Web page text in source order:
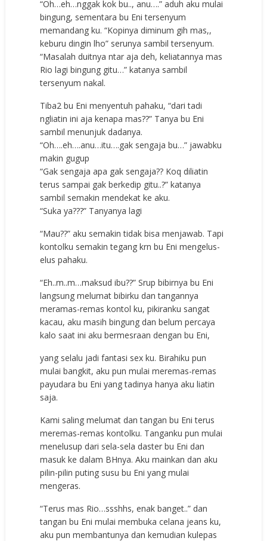
“Oh…eh…nggak kok bu.., anu….” aduh aku mulai
bingung, sementara bu Eni tersenyum
memandang ku. “Kopinya diminum gih mas,,
keburu dingin lho” serunya sambil tersenyum.
“Masalah duitnya ntar aja deh, keliatannya mas
Rio lagi bingung gitu…” katanya sambil
tersenyum nakal.
Tiba2 bu Eni menyentuh pahaku, “dari tadi
ngliatin ini aja kenapa mas??” Tanya bu Eni
sambil menunjuk dadanya.
“Oh….eh….anu…itu….gak sengaja bu…” jawabku
makin gugup
“Gak sengaja apa gak sengaja?? Koq diliatin
terus sampai gak berkedip gitu..?” katanya
sambil semakin mendekat ke aku.
“Suka ya???” Tanyanya lagi
“Mau??” aku semakin tidak bisa menjawab. Tapi
kontolku semakin tegang krn bu Eni mengelus-
elus pahaku.
“Eh..m..m…maksud ibu??” Srup bibirnya bu Eni
langsung melumat bibirku dan tangannya
meramas-remas kontol ku, pikiranku sangat
kacau, aku masih bingung dan belum percaya
kalo saat ini aku bermesraan dengan bu Eni,
yang selalu jadi fantasi sex ku. Birahiku pun
mulai bangkit, aku pun mulai meremas-remas
payudara bu Eni yang tadinya hanya aku liatin
saja.
Kami saling melumat dan tangan bu Eni terus
meremas-remas kontolku. Tanganku pun mulai
menelusup dari sela-sela daster bu Eni dan
masuk ke dalam BHnya. Aku mainkan dan aku
pilin-pilin puting susu bu Eni yang mulai
mengeras.
“Terus mas Rio…ssshhs, enak banget..” dan
tangan bu Eni mulai membuka celana jeans ku,
aku pun membantunya dan kemudian kulepas